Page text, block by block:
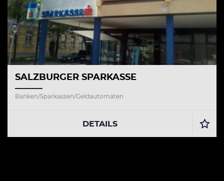
SALZBURGER SPARKASSE
Banken/Sparkassen/Geldautomaten
DETAILS